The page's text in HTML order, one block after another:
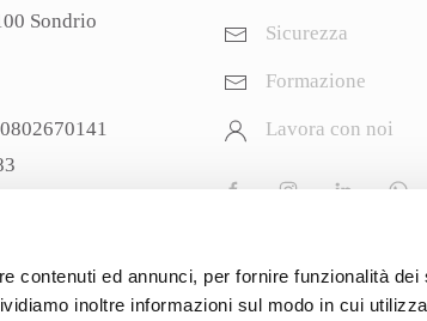
contenuti ed annunci, per fornire funzionalità dei
inoltre informazioni sul modo in cui
Sondrio
Sicurezza
Formazione
Lavora con noi